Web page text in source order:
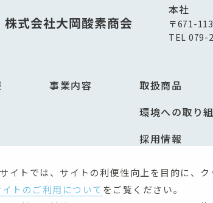
本社
〒671-
TEL 079-
事業内容
取扱商品
環境への取り
採用情報
イトでは、サイトの利便性向上を目的に、ク
イトのご利用についてをご覧ください。